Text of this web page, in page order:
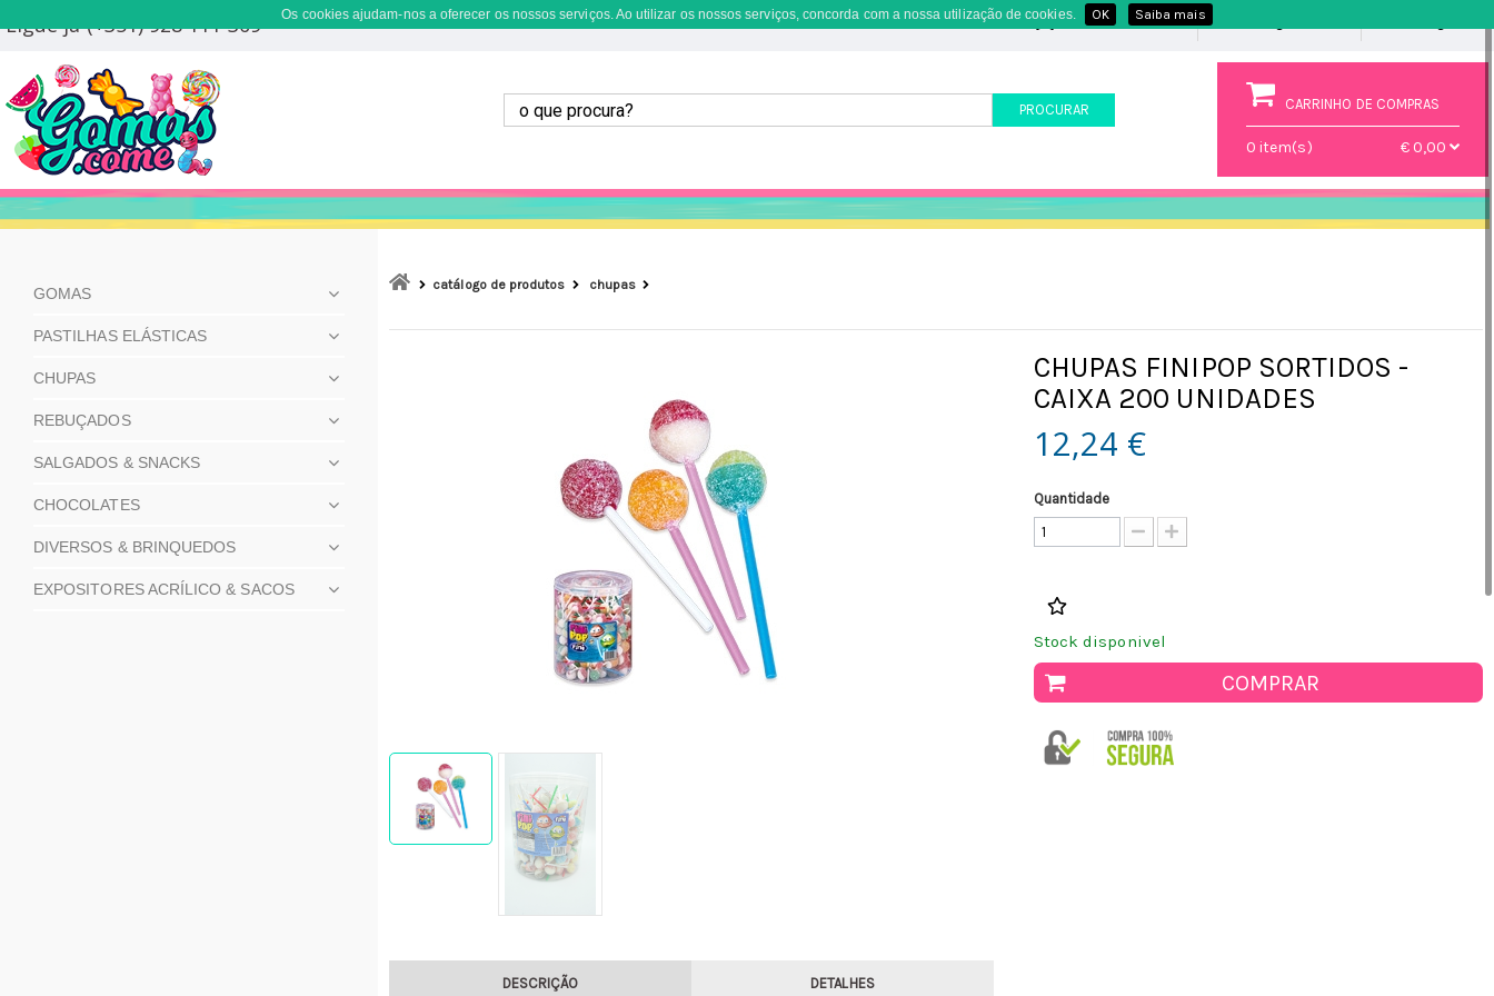
Ligue já (+351) 928 111 309 Favoritos (0)
PROCURAR CARRINHO DE COMPRAS
0 item(s) € 0,00
GOMAS
PASTILHAS ELÁSTICAS
CHUPAS
REBUÇADOS
SALGADOS & SNACKS
CHOCOLATES
DIVERSOS & BRINQUEDOS
EXPOSITORES ACRÍLICO & SACOS
catálogo de produtos chupas
CHUPAS FINIPOP SORTIDOS -
CAIXA 200 UNIDADES
12,24 €
Quantidade
Stock disponivel
COMPRAR
DESCRIÇÃO DETALHES
Os cookies ajudam-nos a oferecer os nossos serviços. Ao utilizar os nossos serviços, concorda com a nossa utilização de cookies. OK Saiba mais